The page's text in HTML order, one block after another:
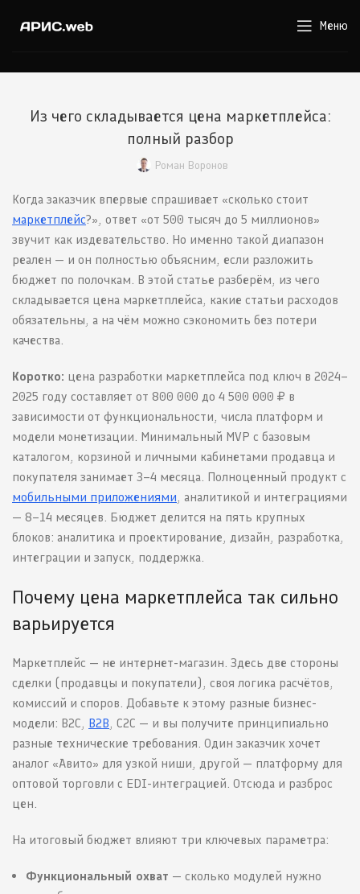
Меню
Из чего складывается цена маркетплейса:
полный разбор
Роман Воронов
Когда заказчик впервые спрашивает «сколько стоит
маркетплейс?», ответ «от 500 тысяч до 5 миллионов»
звучит как издевательство. Но именно такой диапазон
реален — и он полностью объясним, если разложить
бюджет по полочкам. В этой статье разберём, из чего
складывается цена маркетплейса, какие статьи расходов
обязательны, а на чём можно сэкономить без потери
качества.
Коротко: цена разработки маркетплейса под ключ в 2024–
2025 году составляет от 800 000 до 4 500 000 ₽ в
зависимости от функциональности, числа платформ и
модели монетизации. Минимальный MVP с базовым
каталогом, корзиной и личными кабинетами продавца и
покупателя занимает 3–4 месяца. Полноценный продукт с
мобильными приложениями, аналитикой и интеграциями
— 8–14 месяцев. Бюджет делится на пять крупных
блоков: аналитика и проектирование, дизайн, разработка,
интеграции и запуск, поддержка.
Почему цена маркетплейса так сильно
варьируется
Маркетплейс — не интернет-магазин. Здесь две стороны
сделки (продавцы и покупатели), своя логика расчётов,
комиссий и споров. Добавьте к этому разные бизнес-
модели: B2C, B2B, C2C — и вы получите принципиально
разные технические требования. Один заказчик хочет
аналог «Авито» для узкой ниши, другой — платформу для
оптовой торговли с EDI-интеграцией. Отсюда и разброс
цен.
На итоговый бюджет влияют три ключевых параметра:
Функциональный охват — сколько модулей нужно